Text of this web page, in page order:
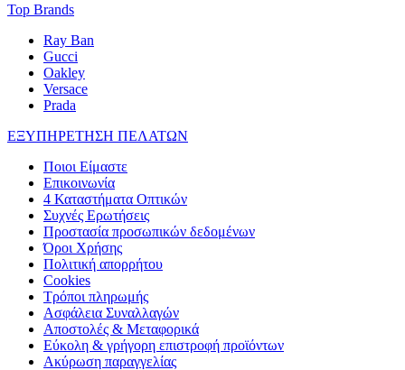
Top Brands
Ray Ban
Gucci
Oakley
Versace
Prada
ΕΞΥΠΗΡΕΤΗΣΗ ΠΕΛΑΤΩΝ
Ποιοι Είμαστε
Επικοινωνία
4 Καταστήματα Οπτικών
Συχνές Ερωτήσεις
Προστασία προσωπικών δεδομένων
Όροι Χρήσης
Πολιτική απορρήτου
Cookies
Τρόποι πληρωμής
Ασφάλεια Συναλλαγών
Αποστολές & Μεταφορικά
Εύκολη & γρήγορη επιστροφή προϊόντων
Ακύρωση παραγγελίας